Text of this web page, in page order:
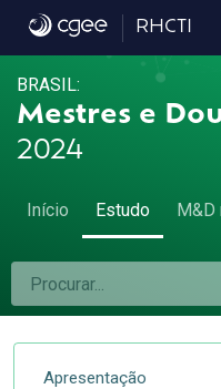
1.8 Cursos por
RHCTI
BRASIL:
Mestres e
2024
Início Estudo M&D
Apresentação